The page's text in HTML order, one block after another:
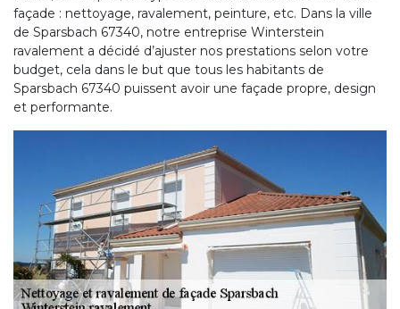
façade : nettoyage, ravalement, peinture, etc. Dans la ville
de Sparsbach 67340, notre entreprise Winterstein
ravalement a décidé d’ajuster nos prestations selon votre
budget, cela dans le but que tous les habitants de
Sparsbach 67340 puissent avoir une façade propre, design
et performante.